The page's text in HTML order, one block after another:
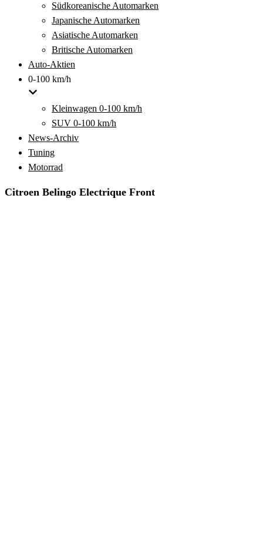
Südkoreanische Automarken
Japanische Automarken
Asiatische Automarken
Britische Automarken
Auto-Aktien
0-100 km/h
Kleinwagen 0-100 km/h
SUV 0-100 km/h
News-Archiv
Tuning
Motorrad
Citroen Belingo Electrique Front